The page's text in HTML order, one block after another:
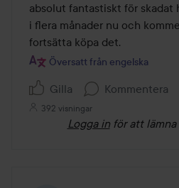
absolut fantastiskt för skadat
i flera månader nu och
Översatt från engelska
Gilla Kommentera
392 visningar
Logga in för att